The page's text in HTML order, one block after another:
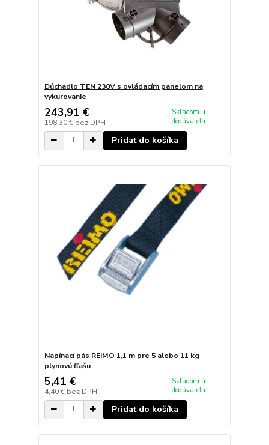
Dúchadlo TEN 230V s ovládacím panelom na
vykurovanie
243,91 €
198,30 € bez DPH
Skladom u
dodávateľa
Pridať do košíka
Napínací pás REIMO 1,1 m pre 5 alebo 11 kg
plynovú fľašu
5,41 €
4,40 € bez DPH
Skladom u
dodávateľa
Pridať do košíka